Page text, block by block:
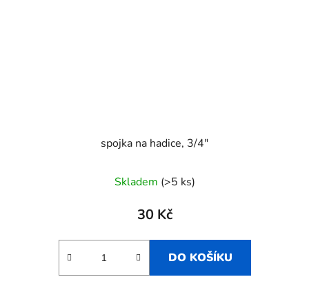
spojka na hadice, 3/4"
Skladem (>5 ks)
30 Kč
DO KOŠÍKU